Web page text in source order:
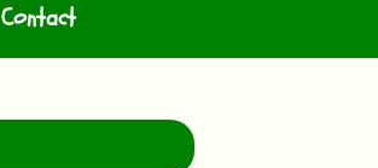
Contact